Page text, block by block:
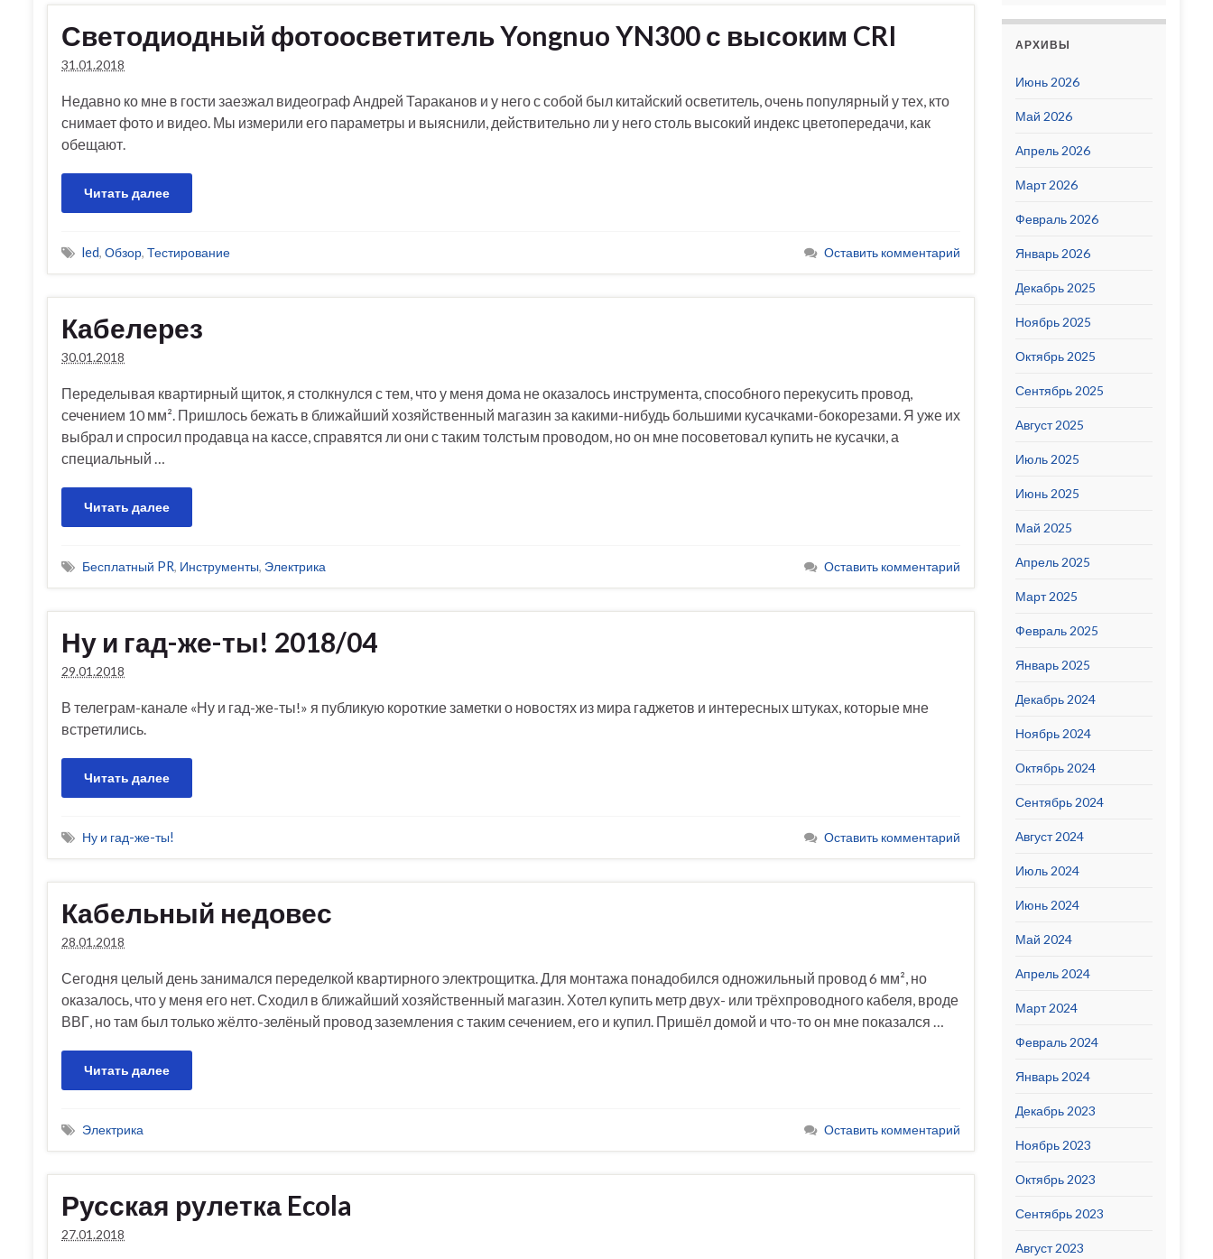
Светодиодный фотоосветитель Yongnuo YN300 с высоким CRI
31.01.2018
Недавно ко мне в гости заезжал видеограф Андрей Тараканов и у него с собой был китайский осветитель, очень популярный у тех, кто
снимает фото и видео. Мы измерили его параметры и выяснили, действительно ли у него столь высокий индекс цветопередачи, как
обещают.
Читать далее
led, Обзор, Тестирование Оставить комментарий
Кабелерез
30.01.2018
Переделывая квартирный щиток, я столкнулся с тем, что у меня дома не оказалось инструмента, способного перекусить провод,
сечением 10 мм². Пришлось бежать в ближайший хозяйственный магазин за какими-нибудь большими кусачками-бокорезами. Я уже их
выбрал и спросил продавца на кассе, справятся ли они с таким толстым проводом, но он мне посоветовал купить не кусачки, а
специальный …
Читать далее
Бесплатный PR, Инструменты, Электрика Оставить комментарий
Ну и гад-же-ты! 2018/04
29.01.2018
В телеграм-канале «Ну и гад-же-ты!» я публикую короткие заметки о новостях из мира гаджетов и интересных штуках, которые мне
встретились.
Читать далее
Ну и гад-же-ты! Оставить комментарий
Кабельный недовес
28.01.2018
Сегодня целый день занимался переделкой квартирного электрощитка. Для монтажа понадобился одножильный провод 6 мм², но
оказалось, что у меня его нет. Сходил в ближайший хозяйственный магазин. Хотел купить метр двух- или трёхпроводного кабеля, вроде
ВВГ, но там был только жёлто-зелёный провод заземления с таким сечением, его и купил. Пришёл домой и что-то он мне показался …
Читать далее
Электрика Оставить комментарий
Русская рулетка Ecola
27.01.2018
АРХИВЫ
Июнь 2026
Май 2026
Апрель 2026
Март 2026
Февраль 2026
Январь 2026
Декабрь 2025
Ноябрь 2025
Октябрь 2025
Сентябрь 2025
Август 2025
Июль 2025
Июнь 2025
Май 2025
Апрель 2025
Март 2025
Февраль 2025
Январь 2025
Декабрь 2024
Ноябрь 2024
Октябрь 2024
Сентябрь 2024
Август 2024
Июль 2024
Июнь 2024
Май 2024
Апрель 2024
Март 2024
Февраль 2024
Январь 2024
Декабрь 2023
Ноябрь 2023
Октябрь 2023
Сентябрь 2023
Август 2023